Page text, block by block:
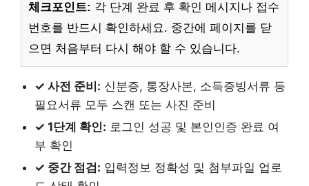
체크포인트: 각 단계 완료 후 확인 메시지나 접수
번호를 반드시 확인하세요. 중간에 페이지를 닫
으면 처음부터 다시 해야 할 수 있습니다.
✓ 사전 준비: 신분증, 통장사본, 소득증빙서류 등
필요서류 모두 스캔 또는 사진 준비
✓ 1단계 확인: 로그인 성공 및 본인인증 완료 여
부 확인
✓ 중간 점검: 입력정보 정확성 및 첨부파일 업로